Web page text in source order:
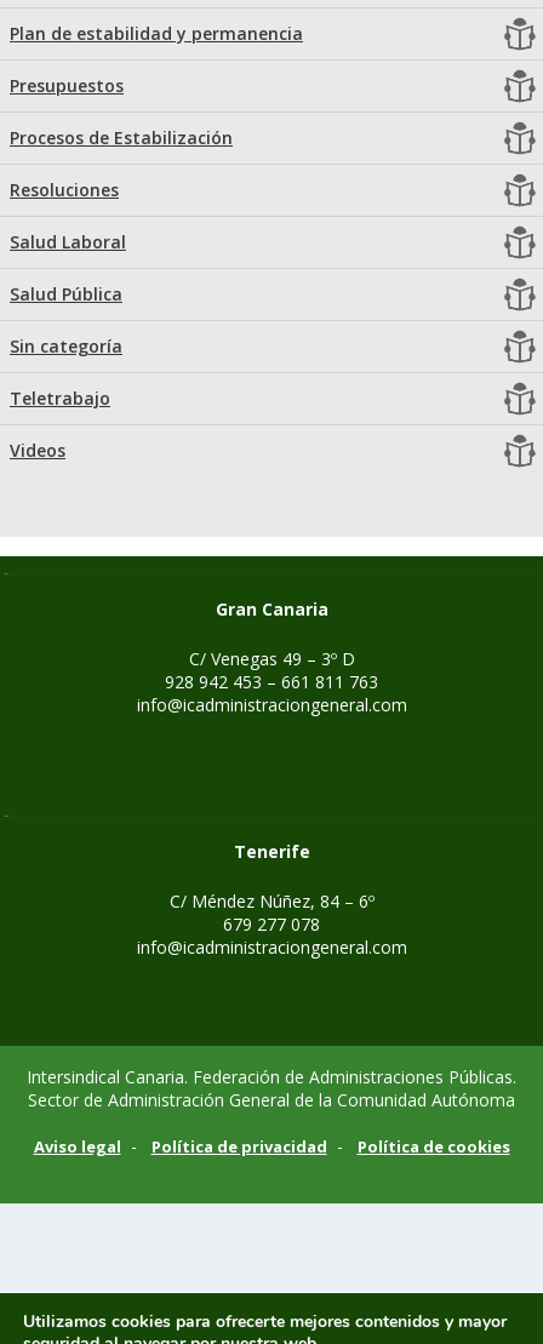
Plan de estabilidad y permanencia
Presupuestos
Procesos de Estabilización
Resoluciones
Salud Laboral
Salud Pública
Sin categoría
Teletrabajo
Videos
Gran Canaria
C/ Venegas 49 – 3º D
928 942 453 – 661 811 763
info@icadministraciongeneral.com
Tenerife
C/ Méndez Núñez, 84 – 6º
679 277 078
info@icadministraciongeneral.com
Intersindical Canaria. Federación de Administraciones Públicas.
Sector de Administración General de la Comunidad Autónoma
Aviso legal - Política de privacidad - Política de cookies
Utilizamos cookies para ofrecerte mejores contenidos y mayor